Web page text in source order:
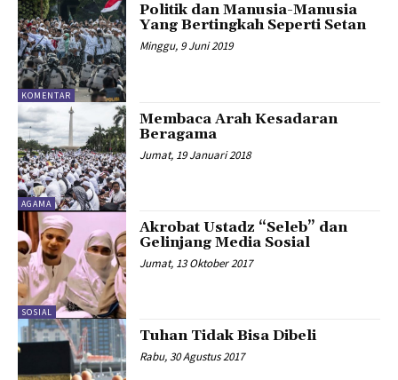
KOMENTAR
Politik dan Manusia-Manusia
Yang Bertingkah Seperti Setan
Minggu, 9 Juni 2019
AGAMA
Membaca Arah Kesadaran
Beragama
Jumat, 19 Januari 2018
SOSIAL
Akrobat Ustadz “Seleb” dan
Gelinjang Media Sosial
Jumat, 13 Oktober 2017
Tuhan Tidak Bisa Dibeli
Rabu, 30 Agustus 2017